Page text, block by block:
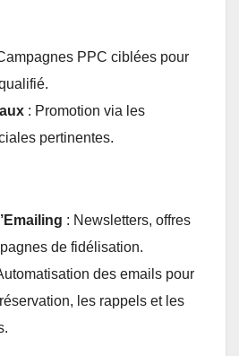
PPC ciblées pour
: Promotion via les
pertinentes.
: Newsletters, offres
de fidélisation.
des emails pour
les rappels et les